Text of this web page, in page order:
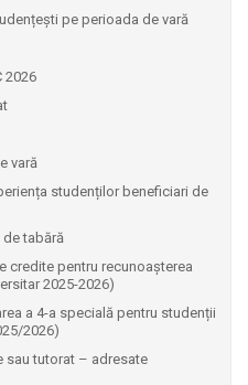
pe perioada de vară
2026
vară
studenților beneficiari de
tabără
credite pentru recunoașterea
2025-2026)
a 4-a specială pentru studenții
2026)
sau tutorat – adresate